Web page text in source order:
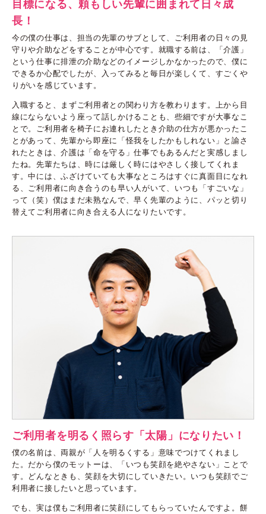
目標になる、頼もしい先輩に囲まれて日々成
長！
今の僕の仕事は、担当の先輩のサブとして、ご利用者の日々の見
守りや介助などをすることが中心です。就職する前は、「介護」
という仕事に排泄の介助などのイメージしかなかったので、僕に
できるか心配でしたが、入ってみると毎日が楽しくて、すごくや
りがいを感じています。
入職すると、まずご利用者との関わり方を教わります。上から目
線にならないよう座って話しかけることも、些細ですが大事なこ
とで。ご利用者を椅子にお連れしたとき介助の仕方が悪かったこ
とがあって、先輩から即座に「怪我をしたかもしれない」と諭さ
れたときは、介護は「命を守る」仕事でもあるんだと実感しまし
たね。先輩たちは、時には厳しく時にはやさしく接してくれま
す。中には、ふざけていても大事なところはすぐに真面目になれ
る、ご利用者に向き合うのも早い人がいて、いつも「すごいな」
って（笑）僕はまだ未熟なんで、早く先輩のように、パッと切り
替えてご利用者に向き合える人になりたいです。
ご利用者を明るく照らす「太陽」になりたい！
僕の名前は、両親が「人を明るくする」意味でつけてくれまし
た。だから僕のモットーは、「いつも笑顔を絶やさない」ことで
す。どんなときも、笑顔を大切にしていきたい。いつも笑顔でご
利用者に接したいと思っています。
でも、実は僕もご利用者に笑顔にしてもらっていたんですよ。餅